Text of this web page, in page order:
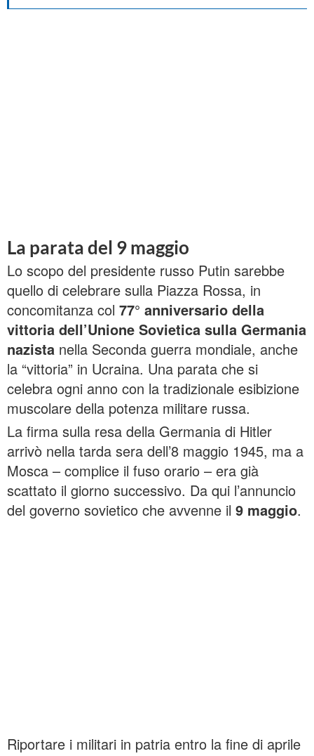
La parata del 9 maggio
Lo scopo del presidente russo Putin sarebbe
quello di celebrare sulla Piazza Rossa, in
concomitanza col 77° anniversario della
vittoria dell’Unione Sovietica sulla Germania
nazista nella Seconda guerra mondiale, anche
la “vittoria” in Ucraina. Una parata che si
celebra ogni anno con la tradizionale esibizione
muscolare della potenza militare russa.
La firma sulla resa della Germania di Hitler
arrivò nella tarda sera dell’8 maggio 1945, ma a
Mosca – complice il fuso orario – era già
scattato il giorno successivo. Da qui l’annuncio
del governo sovietico che avvenne il 9 maggio.
Riportare i militari in patria entro la fine di aprile